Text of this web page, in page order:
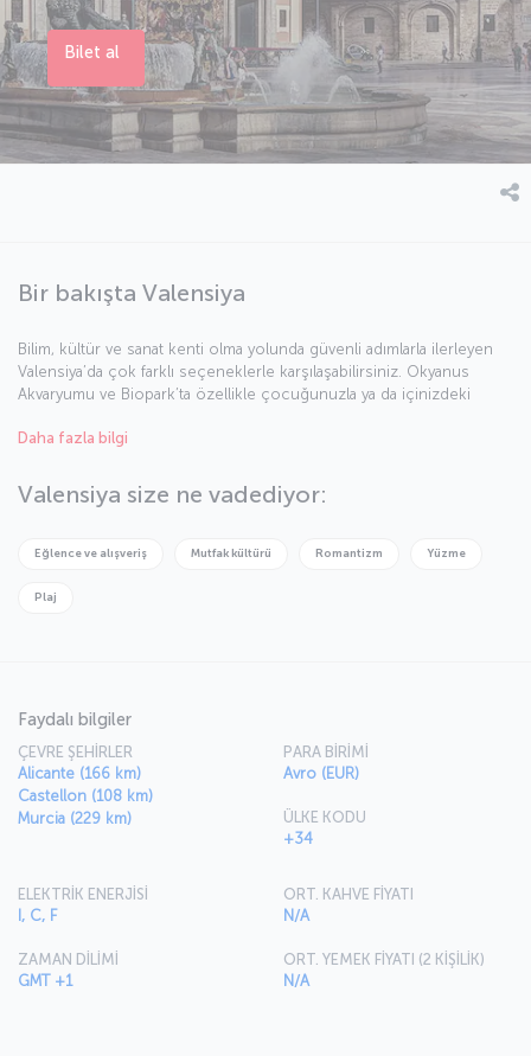
Bilet al
Bir bakışta Valensiya
Bilim, kültür ve sanat kenti olma yolunda güvenli adımlarla ilerleyen
Valensiya’da çok farklı seçeneklerle karşılaşabilirsiniz. Okyanus
Akvaryumu ve Biopark’ta özellikle çocuğunuzla ya da içinizdeki
eğlenerek keşif yapılabileceğine tanık olabilirsiniz. Sanat ve müze
Enstitüsü’nün gözalıcı koleksiyonlarını da ekleyebilirsiniz. Elbette
kentin kumsallarının, plajlarının da tadını çıkartmalısınız. İspanyol
denemeyi de unutmayın.
Daha fazla bilgi
Valensiya size ne vadediyor:
Eğlence ve alışveriş Mutfak kültürü Romantizm Yüzme
Plaj
Faydalı bilgiler
ÇEVRE ŞEHİRLER
Alicante (166 km)
Castellon (108 km)
Murcia (229 km)
PARA BİRİMİ
Avro (EUR)
ÜLKE KODU
+34
ELEKTRİK ENERJİSİ
I, C, F
ZAMAN DİLİMİ
GMT +1
ORT. KAHVE FİYATI
N/A
ORT. YEMEK FİYATI (2 KİŞİLİK)
N/A